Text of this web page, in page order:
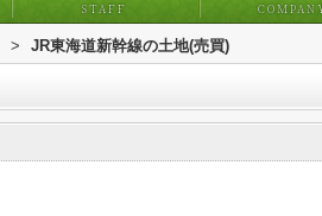
STAFF
> JR東海道新幹線の土地(売買)